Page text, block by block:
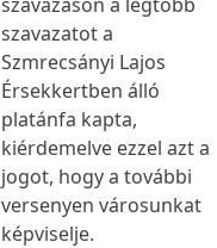
szavazatot a
Szmrecsányi Lajos
Érsekkertben álló
platánfa kapta,
kiérdemelve ezzel azt a
jogot, hogy a további
versenyen városunkat
képviselje.